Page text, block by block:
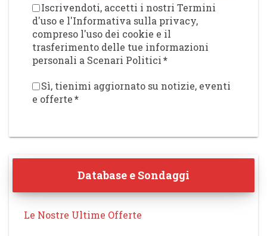
Iscrivendoti, accetti i nostri Termini
d'uso e l'Informativa sulla privacy,
compreso l'uso dei cookie e il
trasferimento delle tue informazioni
personali a Scenari Politici*
Sì, tienimi aggiornato su notizie, eventi
e offerte*
Database e Sondaggi
Le Nostre Ultime Offerte